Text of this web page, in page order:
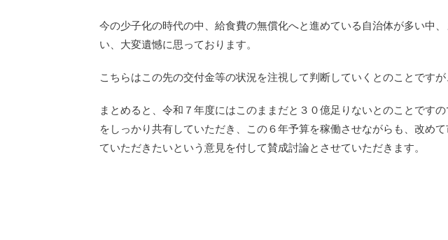
今の少子化の時代の中、給食費の無償化へと進めている自治体が多い中
い、大変遺憾に思っております。
こちらはこの先の交付金等の状況を注視して判断していくとのことです
まとめると、令和７年度にはこのままだと３０億足りないとのことです
をしっかり共有していただき、この６年予算を稼働させながらも、改め
ていただきたいという意見を付して賛成討論とさせていただきます。